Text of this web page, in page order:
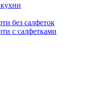
без салфеток
с салфетками